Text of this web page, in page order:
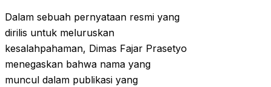
Dalam sebuah pernyataan resmi yang
dirilis untuk meluruskan
kesalahpahaman, Dimas Fajar Prasetyo
menegaskan bahwa nama yang
muncul dalam publikasi yang